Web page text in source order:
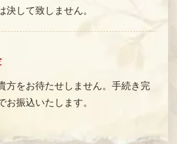
決して致しません。
方をお待たせしません。手続き完
お振込いたします。